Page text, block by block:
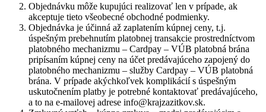
Objednávku môže kupujúci realizovať len v prípade, ak
akceptuje tieto všeobecné obchodné podmienky.
Objednávka je účinná až zaplatením kúpnej ceny, t.j.
úspešným prebehnutím platobnej transakcie prostredníctvom
platobného mechanizmu – Cardpay – VÚB platobná brána
pripísaním kúpnej ceny na účet predávajúceho zapojený do
platobného mechanizmu – služby Cardpay – VÚB platobná
brána. V prípade akýchkoľvek komplikácií s úspešným
uskutočnením platby je potrebné kontaktovať predávajúceho,
a to na e-mailovej adrese info@krajzazitkov.sk.